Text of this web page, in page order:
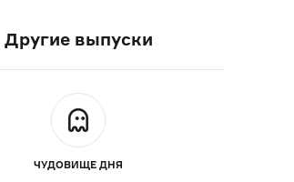
Другие выпуски
ЧУДОВИЩЕ ДНЯ